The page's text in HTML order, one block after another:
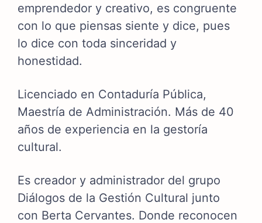
emprendedor y creativo, es congruente
con lo que piensas siente y dice, pues
lo dice con toda sinceridad y
honestidad.
Licenciado en Contaduría Pública,
Maestría de Administración. Más de 40
años de experiencia en la gestoría
cultural.
Es creador y administrador del grupo
Diálogos de la Gestión Cultural junto
con Berta Cervantes. Donde reconocen